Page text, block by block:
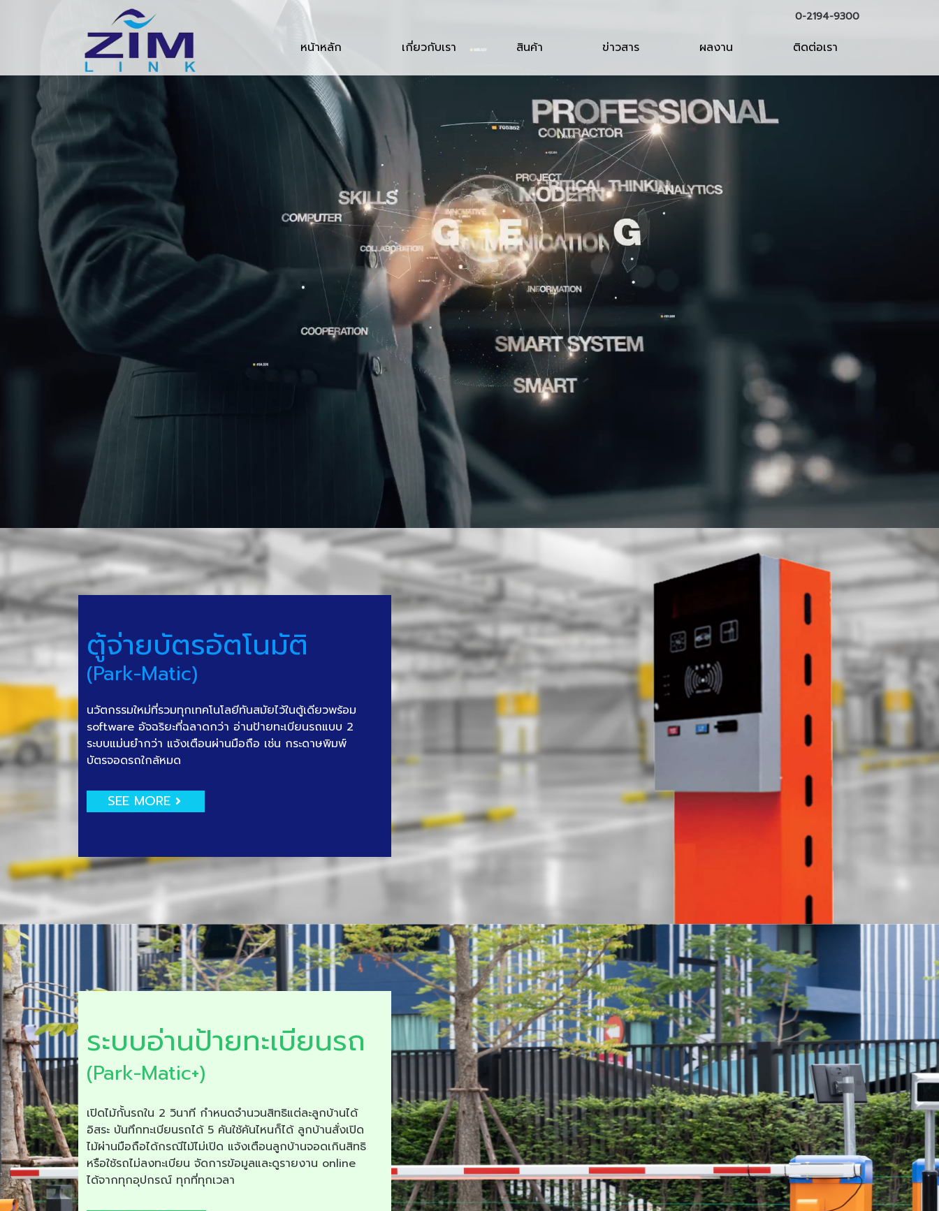
0-2194-9300
หน้าหลัก เกี่ยวกับเรา สินค้า ข่าวสาร ผลงาน ติดต่อเรา
ตู้จ่ายบัตรอัตโนมัติ
(Park-Matic)
นวัตกรรมใหม่ที่รวมทุกเทคโนโลยีทันสมัยไว้ในตู้เดียวพร้อม
software อัจฉริยะที่ฉลาดกว่า อ่านป้ายทะเบียนรถแบบ 2
ระบบแม่นยำกว่า แจ้งเตือนผ่านมือถือ เช่น กระดาษพิมพ์
บัตรจอดรถใกล้หมด
SEE MORE
ระบบอ่านป้ายทะเบียนรถ
(Park-Matic+)
เปิดไม้กั้นรถใน 2 วินาที กำหนดจำนวนสิทธิแต่ละลูกบ้านได้
อิสระ บันทึกทะเบียนรถได้ 5 คันใช้คันไหนก็ได้ ลูกบ้านสั่งเปิด
ไม้ผ่านมือถือได้กรณีไม้ไม่เปิด แจ้งเตือนลูกบ้านจอดเกินสิทธิ
หรือใช้รถไม่ลงทะเบียน จัดการข้อมูลและดูรายงาน online
ได้จากทุกอุปกรณ์ ทุกที่ทุกเวลา